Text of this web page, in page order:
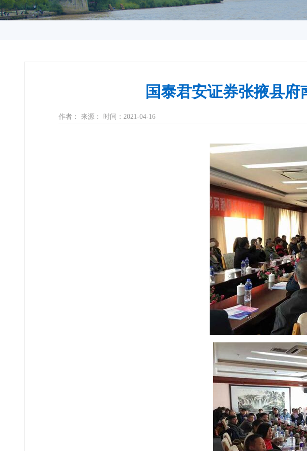
国泰君安证券张掖县
作者： 来源： 时间：2021-04-16